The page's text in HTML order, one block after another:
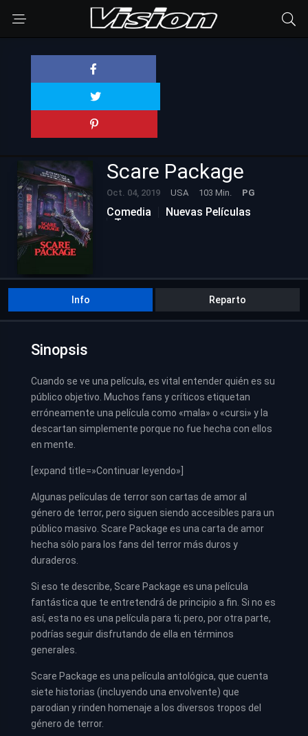
Scare Package
Oct. 04, 2019 USA 103 Min. PG
Comedia
Nuevas Películas
Terror
Info Reparto
Sinopsis
Cuando se ve una película, es vital entender quién es su
público objetivo. Muchos fans y críticos etiquetan
erróneamente una película como «mala» o «cursi» y la
descartan simplemente porque no fue hecha con ellos
en mente.
[expand title=»Continuar leyendo»]
Algunas películas de terror son cartas de amor al
género de terror, pero siguen siendo accesibles para un
público masivo. Scare Package es una carta de amor
hecha sólo para los fans del terror más duros y
duraderos.
Si eso te describe, Scare Package es una película
fantástica que te entretendrá de principio a fin. Si no es
así, esta no es una película para ti; pero, por otra parte,
podrías seguir disfrutando de ella en términos
generales.
Scare Package es una película antológica, que cuenta
siete historias (incluyendo una envolvente) que
parodian y rinden homenaje a los diversos tropos del
género de terror.